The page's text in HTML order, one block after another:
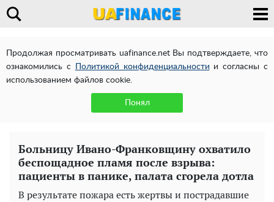
Продолжая просматривать uafinance.net Вы подтверждаете, что
ознакомились с
Политикой конфиденциальности и согласны с
использованием файлов cookie.
Понял
Больницу Ивано-Франковщину охватило
беспощадное пламя после взрыва:
пациенты в панике, палата сгорела дотла
В результате пожара есть жертвы и пострадавшие